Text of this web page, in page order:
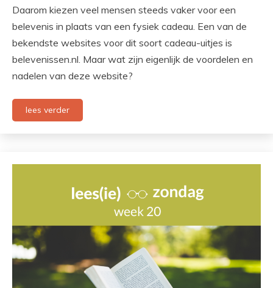
Daarom kiezen veel mensen steeds vaker voor een
belevenis in plaats van een fysiek cadeau. Een van de
bekendste websites voor dit soort cadeau-uitjes is
belevenissen.nl⁠. Maar wat zijn eigenlijk de voordelen en
nadelen van deze website?
lees verder